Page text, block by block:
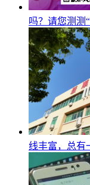
吗？请您测测
线丰富，总有